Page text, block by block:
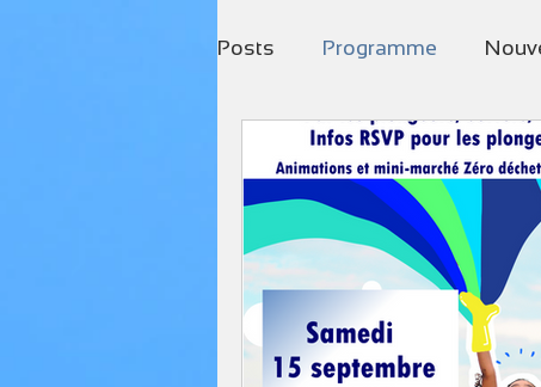
Posts Programme
Boutique BCD